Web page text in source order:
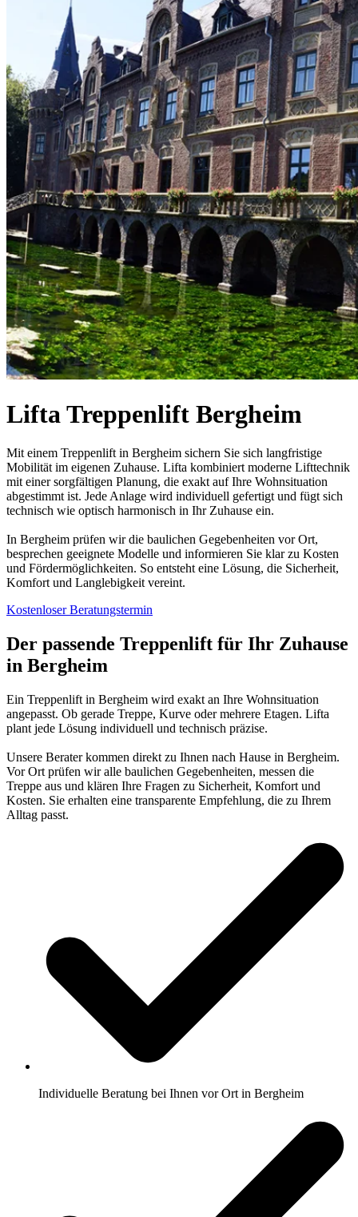
Lifta Treppenlift Bergheim
Mit einem Treppenlift in Bergheim sichern Sie sich langfristige
Mobilität im eigenen Zuhause. Lifta kombiniert moderne Lifttechnik
mit einer sorgfältigen Planung, die exakt auf Ihre Wohnsituation
abgestimmt ist. Jede Anlage wird individuell gefertigt und fügt sich
technisch wie optisch harmonisch in Ihr Zuhause ein.
In Bergheim prüfen wir die baulichen Gegebenheiten vor Ort,
besprechen geeignete Modelle und informieren Sie klar zu Kosten
und Fördermöglichkeiten. So entsteht eine Lösung, die Sicherheit,
Komfort und Langlebigkeit vereint.
Kostenloser Beratungstermin
Der passende Treppenlift für Ihr Zuhause
in Bergheim
Ein Treppenlift in Bergheim wird exakt an Ihre Wohnsituation
angepasst. Ob gerade Treppe, Kurve oder mehrere Etagen. Lifta
plant jede Lösung individuell und technisch präzise.
Unsere Berater kommen direkt zu Ihnen nach Hause in Bergheim.
Vor Ort prüfen wir alle baulichen Gegebenheiten, messen die
Treppe aus und klären Ihre Fragen zu Sicherheit, Komfort und
Kosten. Sie erhalten eine transparente Empfehlung, die zu Ihrem
Alltag passt.
Individuelle Beratung bei Ihnen vor Ort in Bergheim